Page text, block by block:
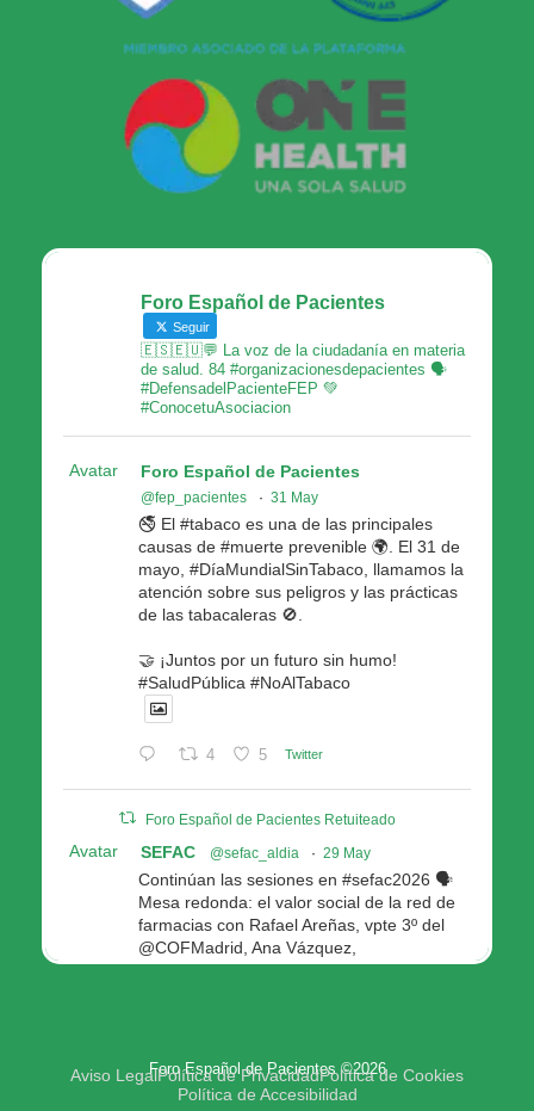
Foro Español de Pacientes
Seguir
🇪🇸🇪🇺💬 La voz de la ciudadanía en materia
de salud. 84 #organizacionesdepacientes 🗣
#DefensadelPacienteFEP 💚
#ConocetuAsociacion
Avatar Foro Español de Pacientes
@fep_pacientes · 31 May
🚭 El #tabaco es una de las principales
causas de #muerte prevenible 🌍. El 31 de
mayo, #DíaMundialSinTabaco, llamamos la
atención sobre sus peligros y las prácticas
de las tabacaleras 🚫.
🤝 ¡Juntos por un futuro sin humo!
#SaludPública #NoAlTabaco
4 5 Twitter
Foro Español de Pacientes Retuiteado
Avatar SEFAC @sefac_aldia · 29 May
Continúan las sesiones en #sefac2026 🗣️
Mesa redonda: el valor social de la red de
farmacias con Rafael Areñas, vpte 3º del
@COFMadrid, Ana Vázquez,
@fep_pacientes Galicia, Antón Acevedo, d
4 4 Twitter
Foro Español de Pacientes ©2026
Aviso LegalPolítica de PrivacidadPolítica de Cookies
Política de Accesibilidad